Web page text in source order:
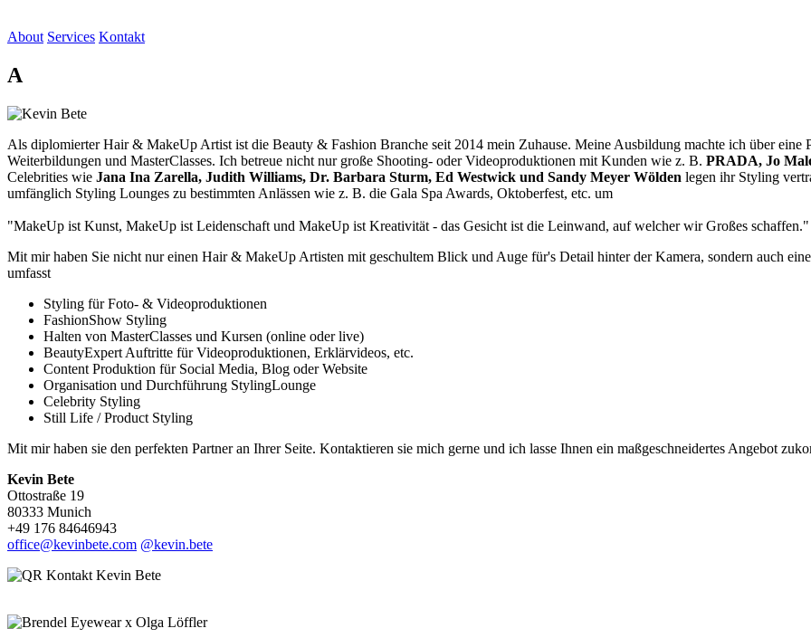
About Services Kontakt
A
Als diplomierter Hair & MakeUp Artist ist die Beauty & Fashion Branche seit 2014 mein Zuhause. Meine Ausbildung machte ich über eine
Weiterbildungen und MasterClasses. Ich betreue nicht nur große Shooting- oder Videoproduktionen mit Kunden wie z. B. PRADA, Jo
Celebrities wie Jana Ina Zarella, Judith Williams, Dr. Barbara Sturm, Ed Westwick und Sandy Meyer Wölden legen ihr Styling
umfänglich Styling Lounges zu bestimmten Anlässen wie z. B. die Gala Spa Awards, Oktoberfest, etc. um
"MakeUp ist Kunst, MakeUp ist Leidenschaft und MakeUp ist Kreativität - das Gesicht ist die Leinwand, auf welcher wir Großes schaffen."
Mit mir haben Sie nicht nur einen Hair & MakeUp Artisten mit geschultem Blick und Auge für's Detail hinter der Kamera, sondern auch
umfasst
Styling für Foto- & Videoproduktionen
FashionShow Styling
Halten von MasterClasses und Kursen (online oder live)
BeautyExpert Auftritte für Videoproduktionen, Erklärvideos, etc.
Content Produktion für Social Media, Blog oder Website
Organisation und Durchführung StylingLounge
Celebrity Styling
Still Life / Product Styling
Mit mir haben sie den perfekten Partner an Ihrer Seite. Kontaktieren sie mich gerne und ich lasse Ihnen ein maßgeschneidertes Angebot
Kevin Bete
Ottostraße 19
80333 Munich
+49 176 84646943
office@kevinbete.com @kevin.bete